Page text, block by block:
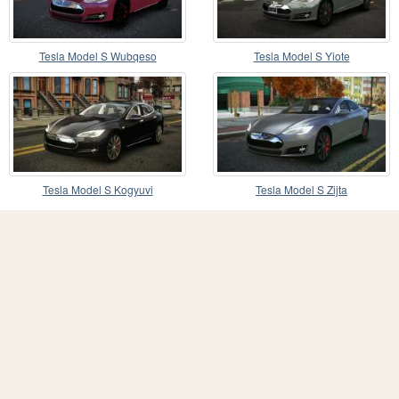
Tesla Model S Wubqeso Tesla Model S Yiote
Tesla Model S Kogyuvi Tesla Model S Zijta